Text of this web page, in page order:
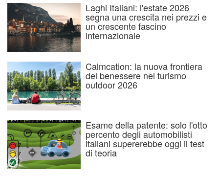
Laghi Italiani: l'estate 2026
segna una crescita nei prezzi e
un crescente fascino
internazionale
Calmcation: la nuova frontiera
del benessere nel turismo
outdoor 2026
Esame della patente: solo l'otto
percento degli automobilisti
italiani supererebbe oggi il test
di teoria